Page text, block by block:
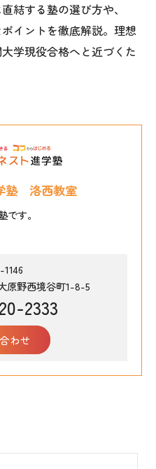
結する塾の選び方や、
イントを徹底解説。理想
学現役合格へと近づくた
塾 洛西教室
す。
1146
原野西境谷町1-8-5
2333
わせ